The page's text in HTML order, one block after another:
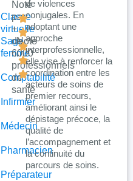
Classe
virtuelle
Sage
femme
Comptabilité
Infirmier
Médecin
Pharmacien
Préparateur
Noté
par
+
de
6000
professionnels
de
santé
Noté
:
de violences
conjugales. En
adoptant une
approche
interprofessionnelle,
elle vise à renforcer la
coordination entre les
acteurs de soins de
premier recours,
améliorant ainsi le
dépistage précoce, la
qualité de
l’accompagnement et
la continuité du
parcours de soins.